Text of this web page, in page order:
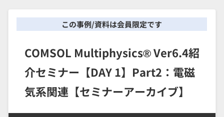
この事例/資料は会員限定です
COMSOL Multiphysics® Ver6.4紹
介セミナー【DAY 1】Part2：電磁
気系関連【セミナーアーカイブ】